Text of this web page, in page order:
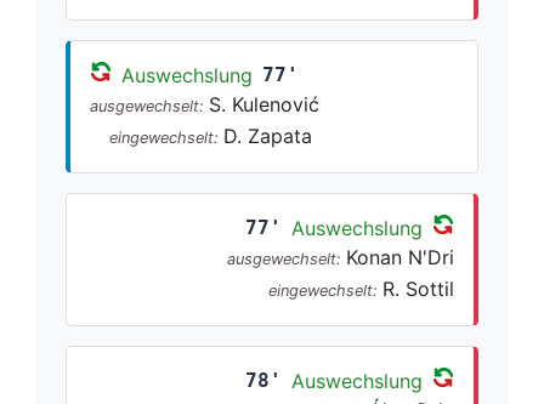
Auswechslung 77'
ausgewechselt: S. Kulenović
eingewechselt: D. Zapata
77' Auswechslung
ausgewechselt: Konan N'Dri
eingewechselt: R. Sottil
78' Auswechslung